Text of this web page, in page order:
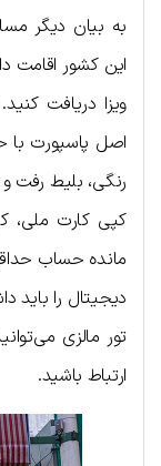
این کشور اقامت
ویزا دریافت
رنگی، بلیط رفت‌ و
کپی کارت ملی،
دیجیتال را باید
تور مالزی
ارتباط باشید.